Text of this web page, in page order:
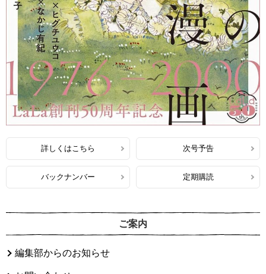
詳しくはこちら 次号予告
バックナンバー 定期購読
ご案内
編集部からのお知らせ